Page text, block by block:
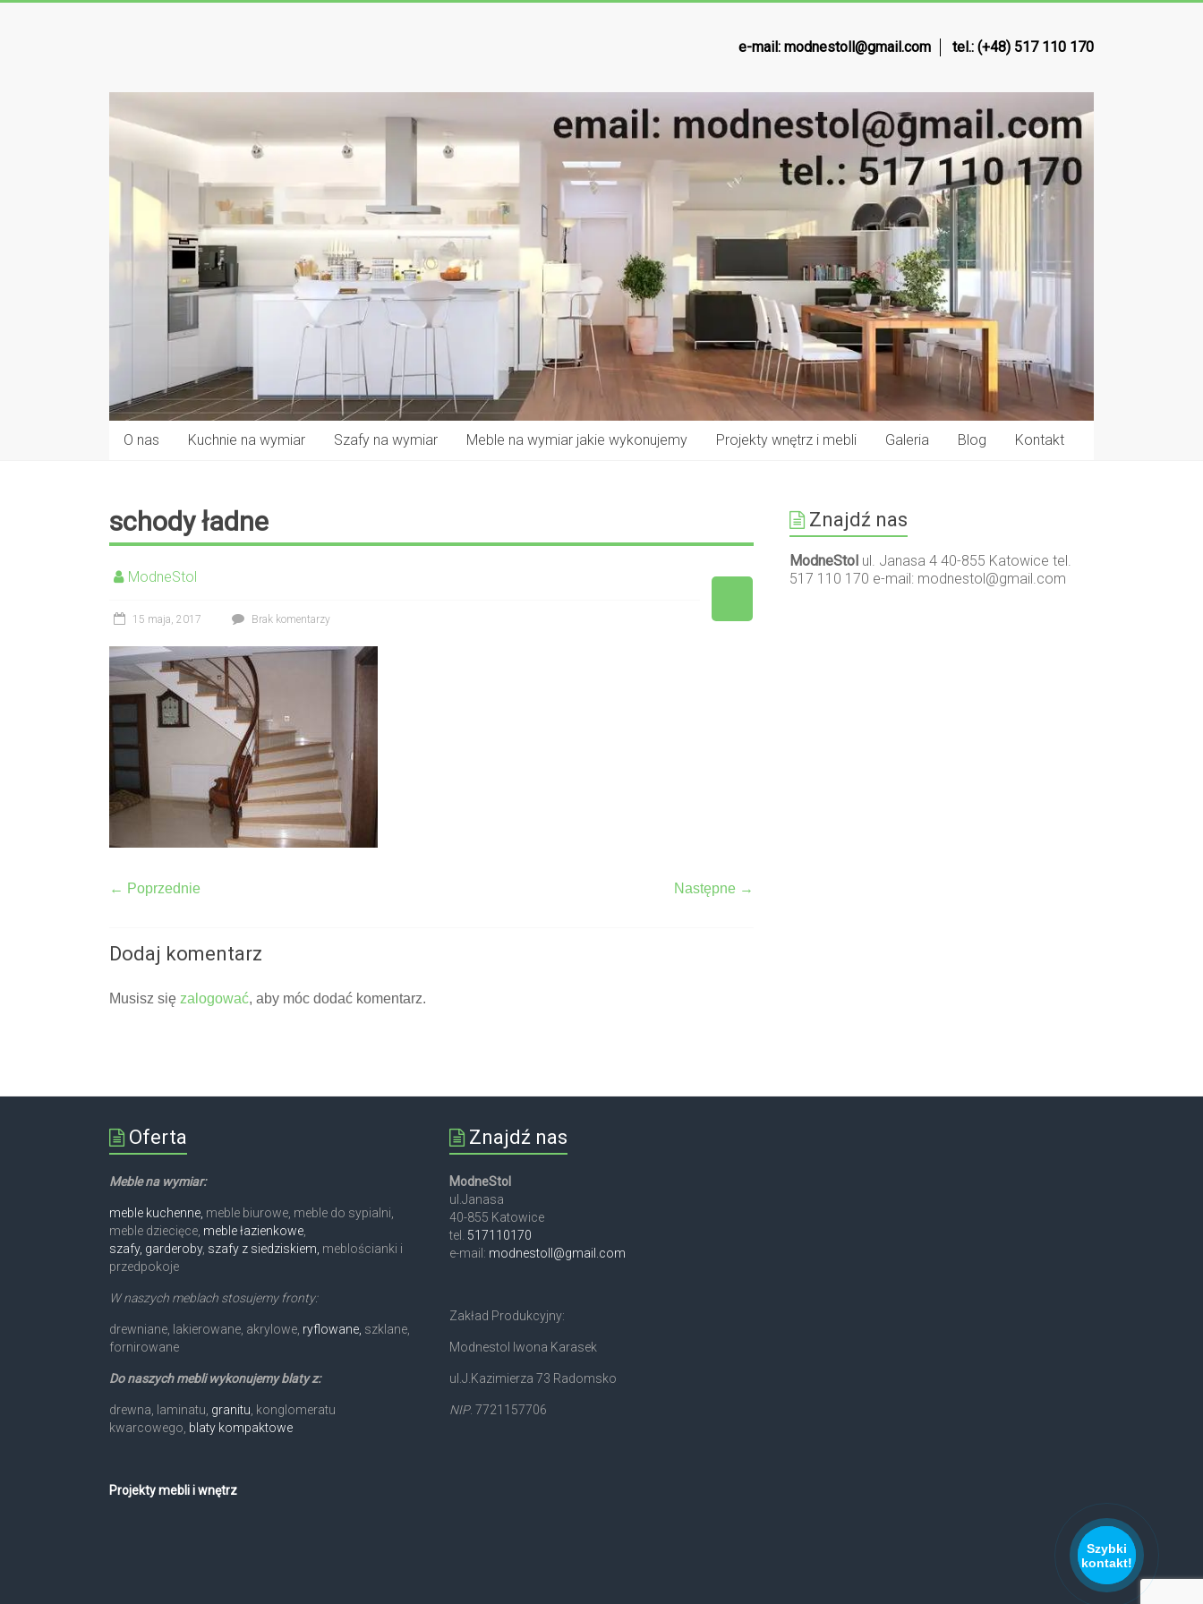
e-mail: modnestoll@gmail.com tel.: (+48) 517 110 170
O nas Kuchnie na wymiar Szafy na wymiar Meble na wymiar jakie wykonujemy Projekty wnętrz i mebli Galeria Blog Kontakt
schody ładne
ModneStol
15 maja, 2017 Brak komentarzy
← Poprzednie Następne →
Dodaj komentarz
Musisz się zalogować, aby móc dodać komentarz.
Znajdź nas
ModneStol ul. Janasa 4 40-855 Katowice tel.
517 110 170 e-mail: modnestol@gmail.com
Oferta
Meble na wymiar:
meble kuchenne, meble biurowe, meble do sypialni,
meble dziecięce, meble łazienkowe
szafy, garderoby, szafy z siedziskiem, meblościanki i
przedpokoje
W naszych meblach stosujemy fronty:
drewniane, lakierowane, akrylowe, ryflowane, szklane,
fornirowane
Do naszych mebli wykonujemy blaty z:
drewna, laminatu, granitu , konglomeratu
kwarcowego, blaty kompaktowe
Projekty mebli i wnętrz
Znajdź nas
ModneStol
ul.Janasa
40-855 Katowice
tel. 517110170
e-mail: modnestoll@gmail.com
Zakład Produkcyjny:
Modnestol Iwona Karasek
ul.J.Kazimierza 73 Radomsko
NIP. 7721157706
Szybki
kontakt!